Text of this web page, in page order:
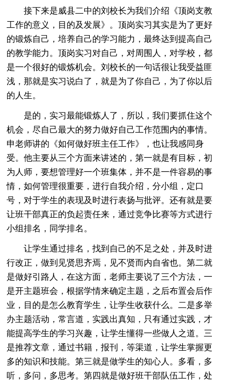
接下来是威县二中的刘校长为我们介绍《顶岗支教
工作的意义，目的及发展》。顶岗实习其实是为了更好
的锻炼自己，培养自己的学习能力，最终达到提高自己
的教学能力。顶岗实习对自己，对周围人，对学校，都
是一个很好的锻炼机会。刘校长的一句话很让我受益匪
浅，那就是实习说白了，就是为了你自己，为了你以后
的人生。
是的，实习最能锻炼人了，所以，我们要抓住这个
机会，尽自己最大的努力做好自己工作范围内的事情。
申老师讲的《如何做好班主任工作》，也让我感同身
受。他主要从三个方面来讲述的，第一就是有目标，初
为人师，要想管理好一个班集体，并不是一件容易的事
情，如何管理很重要，进行自我介绍，分小组，定口
号，对于学生的表现及时进行表扬与批评。还有就是要
让班干部真正的负起责任来，通过竞争比赛等方式进行
小组排名，同学排名。
让学生通过排名，找到自己的不足之处，并及时进
行改正，做到见贤思齐焉，见不贤而内自省也。第二就
是做好引路人，在这方面，老师主要说了三个方法，一
是开主题班会，根据学情来确定主题，之后布置会后作
业，目的是怎么教育学生，让学生收获什么。二是多举
办主题活动，常言道，实践出真知，只有通过实践，才
能提高学生的学习兴趣，让学生懂得一些做人之道。三
是推荐文章，通过书籍，报刊，等渠道，让学生掌握更
多的知识和技能。第三就是做学生的知心人。多看，多
听，多问，多思考。第四就是做好班干部队伍工作，处